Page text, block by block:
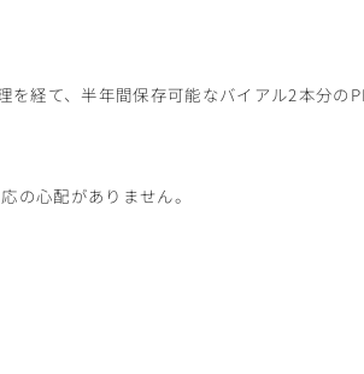
経て、半年間保存可能なバイアル2本分の
の心配がありません。